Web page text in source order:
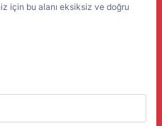
için bu alanı eksiksiz ve doğru